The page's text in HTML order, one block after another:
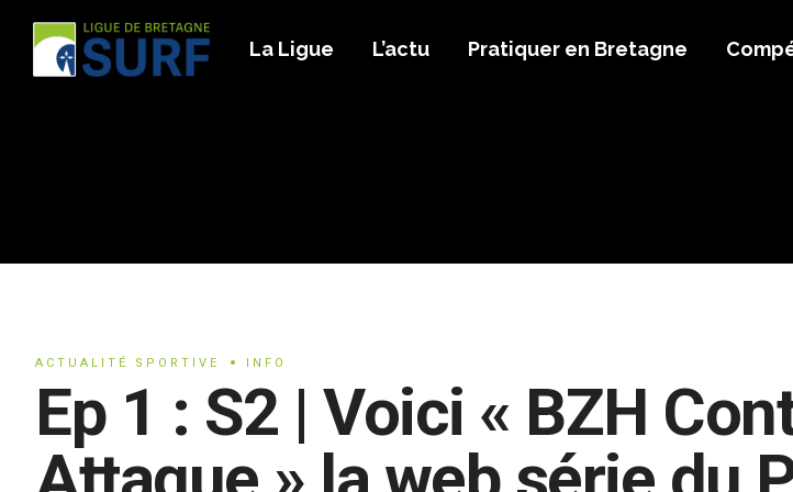
La Ligue L’actu Pratiquer en Bretagne
ACTUALITÉ SPORTIVE INFO
Ep 1 : S2 | Voici « BZH